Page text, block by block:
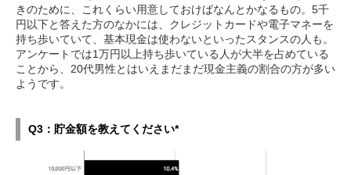
きのために、これくらい用意しておけばなんとかなるもの。5千
円以下と答えた方のなかには、クレジットカードや電子マネーを
持ち歩いていて、基本現金は使わないといったスタンスの人も。
アンケートでは1万円以上持ち歩いている人が大半を占めている
ことから、20代男性とはいえまだまだ現金主義の割合の方が多い
ようです。
Q3：貯金額を教えてください*